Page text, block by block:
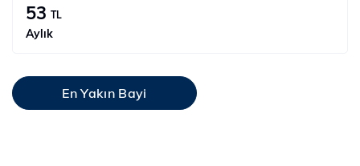
53 TL
Aylık
En Yakın Bayi